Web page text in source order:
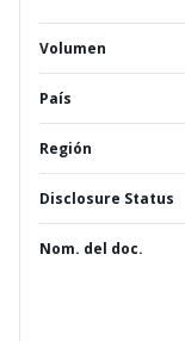
Volumen
País
Región
Disclosure Status
Nom. del doc.